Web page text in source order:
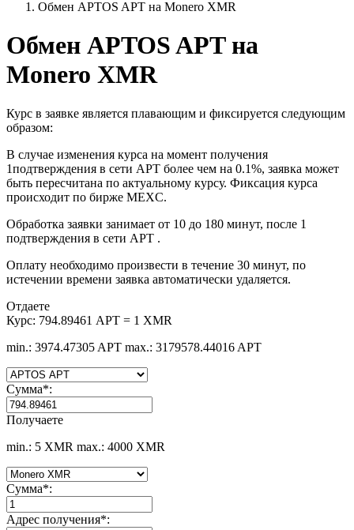
Обмен APTOS APT на Monero XMR
Обмен APTOS APT на
Monero XMR
Курс в заявке является плавающим и фиксируется следующим
образом:
В случае изменения курса на момент получения
1подтверждения в сети APT более чем на 0.1%, заявка может
быть пересчитана по актуальному курсу. Фиксация курса
происходит по бирже MEXC.
Обработка заявки занимает от 10 до 180 минут, после 1
подтверждения в сети APT .
Оплату необходимо произвести в течение 30 минут, по
истечении времени заявка автоматически удаляется.
Отдаете
Курс: 794.89461 APT = 1 XMR
min.: 3974.47305 APT max.: 3179578.44016 APT
Сумма*:
Получаете
min.: 5 XMR max.: 4000 XMR
Сумма*:
Адрес получения*: